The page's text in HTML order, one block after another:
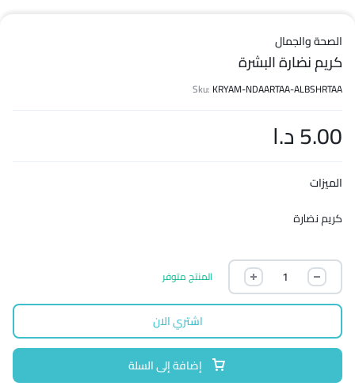
الصحة والجمال
كريم نضارة البشرة
Sku: KRYAM-NDAARTAA-ALBSHRTAA
5.00د.ا
الميزات
كريم نضارة
المنتج متوفر
إضافة إلى السلة
اشتري الان